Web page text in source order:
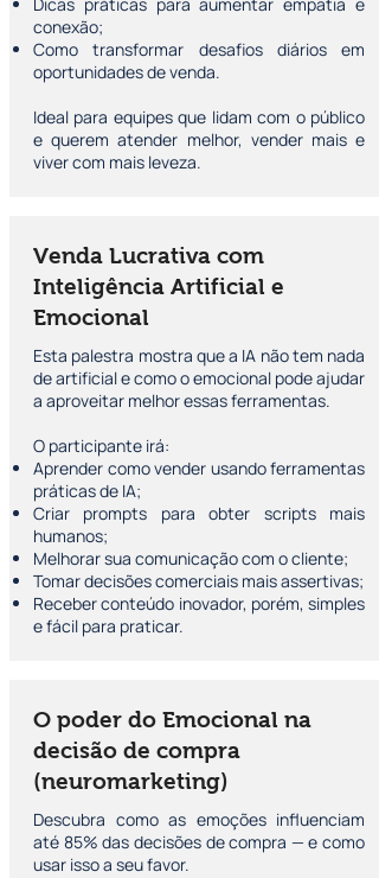
Dicas práticas para aumentar empatia e
conexão;
Como transformar desafios diários em
oportunidades de venda.
Ideal para equipes que lidam com o público
e querem atender melhor, vender mais e
viver com mais leveza.
Venda Lucrativa com
Inteligência Artificial e
Emocional
Esta palestra mostra que a IA não tem nada
de artificial e como o emocional pode ajudar
a aproveitar melhor essas ferramentas.
O participante irá:
Aprender como vender usando ferramentas
práticas de IA;
Criar prompts para obter scripts mais
humanos;
Melhorar sua comunicação com o cliente;
Tomar decisões comerciais mais assertivas;
Receber conteúdo inovador, porém, simples
e fácil para praticar.
O poder do Emocional na
decisão de compra
(neuromarketing)
Descubra como as emoções influenciam
até 85% das decisões de compra — e como
usar isso a seu favor.